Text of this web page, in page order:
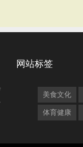
网站标签
美食文化
体育健康